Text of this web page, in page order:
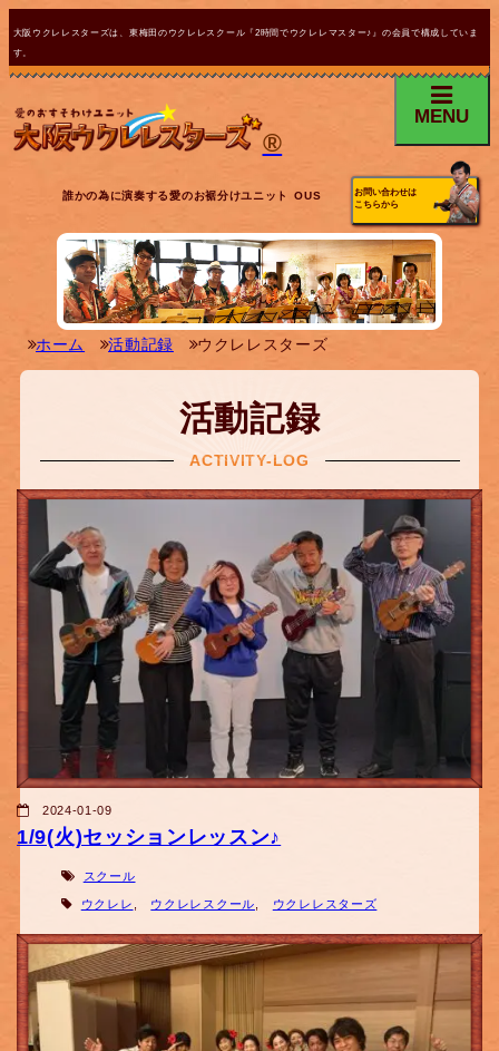
大阪ウクレレスターズは、東梅田のウクレレスクール『2時間でウクレレマスター♪』の会員で構成していま
す。
®
MENU
誰かの為に演奏する愛のお裾分けユニット OUS
お問い合わせは
こちらから
ホーム 活動記録 ウクレレスターズ
活動記録
ACTIVITY-LOG
2024-01-09
1/9(火)セッションレッスン♪
スクール
ウクレレ ウクレレスクール ウクレレスターズ